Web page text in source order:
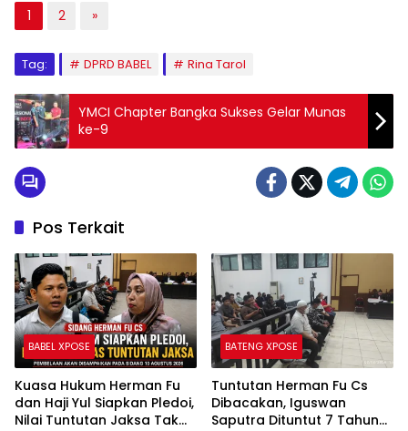
1 2 »
Tag: DPRD BABEL Rina Tarol
YMCI Chapter Bangka Sukses Gelar Munas
ke-9
Pos Terkait
BABEL XPOSE
Kuasa Hukum Herman Fu
dan Haji Yul Siapkan Pledoi,
Nilai Tuntutan Jaksa Tak
BATENG XPOSE
Tuntutan Herman Fu Cs
Dibacakan, Iguswan
Saputra Dituntut 7 Tahun